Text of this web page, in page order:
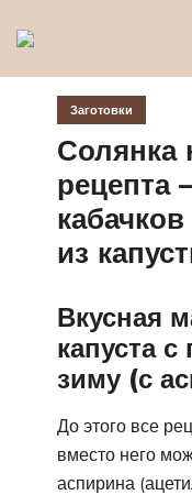
Заготовки
Солянка
рецепта
из
Вкусная
капуста
зиму (с
До этого все
вместо него
аспирина